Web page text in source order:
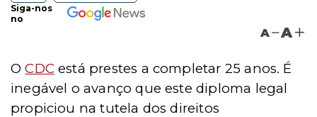
Siga-nos
no
A A
OCDC está prestes a completar 25 anos. É
inegável o avanço que este diploma legal
propiciou na tutela dos direitos